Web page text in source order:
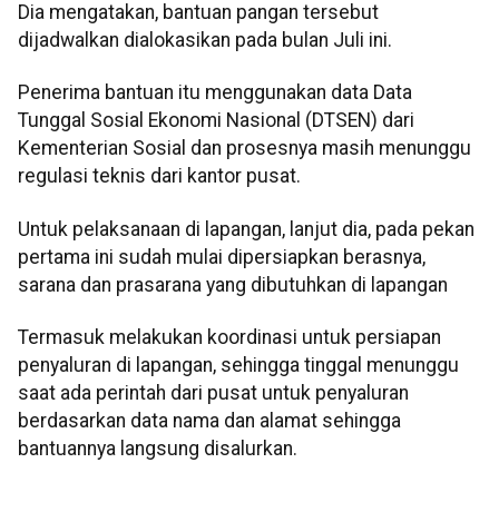
Dia mengatakan, bantuan pangan tersebut
dijadwalkan dialokasikan pada bulan Juli ini.
Penerima bantuan itu menggunakan data Data
Tunggal Sosial Ekonomi Nasional (DTSEN) dari
Kementerian Sosial dan prosesnya masih menunggu
regulasi teknis dari kantor pusat.
Untuk pelaksanaan di lapangan, lanjut dia, pada pekan
pertama ini sudah mulai dipersiapkan berasnya,
sarana dan prasarana yang dibutuhkan di lapangan
Termasuk melakukan koordinasi untuk persiapan
penyaluran di lapangan, sehingga tinggal menunggu
saat ada perintah dari pusat untuk penyaluran
berdasarkan data nama dan alamat sehingga
bantuannya langsung disalurkan.